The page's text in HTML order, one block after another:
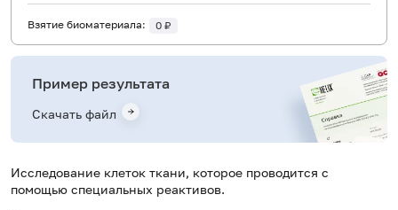
Исследование клеток ткани, которое проводится с
помощью специальных реактивов.
Взятие биоматериала: 0 ₽
Пример результата
Скачать файл